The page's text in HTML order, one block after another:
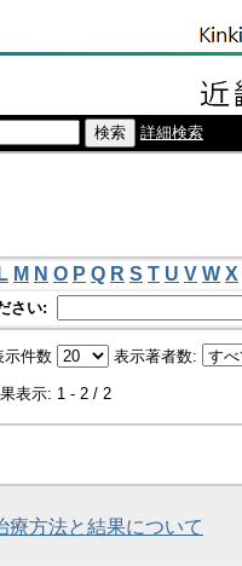
詳細検索
L M N O P Q R S T U V W X
さい:
示件数 表示著者数:
表示: 1 - 2 / 2
方法と結果について